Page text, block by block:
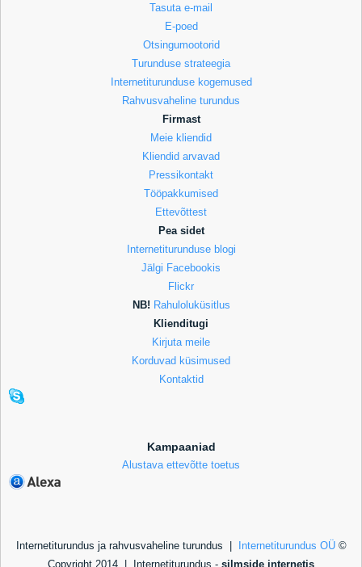
Tasuta e-mail
E-poed
Otsingumootorid
Turunduse strateegia
Internetiturunduse kogemused
Rahvusvaheline turundus
Firmast
Meie kliendid
Kliendid arvavad
Pressikontakt
Tööpakkumised
Ettevõttest
Pea sidet
Internetiturunduse blogi
Jälgi Facebookis
Flickr
NB! Rahuloluküsitlus
Klienditugi
Kirjuta meile
Korduvad küsimused
Kontaktid
Kampaaniad
Alustava ettevõtte toetus
Internetiturundus ja rahvusvaheline turundus | Internetiturundus OÜ©
Copyright 2014 | Internetiturundus - silmside internetis